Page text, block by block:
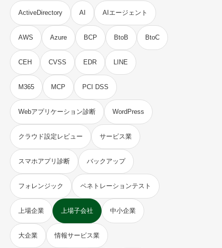
ActiveDirectory AI AIエージェント
AWS Azure BCP BtoB BtoC
CEH CVSS EDR LINE
M365 MCP PCI DSS
Webアプリケーション診断 WordPress
クラウド設定レビュー サービス業
スマホアプリ診断 バックアップ
フォレンジック ペネトレーションテスト
上場企業 上場子会社 中小企業
大企業 情報サービス業